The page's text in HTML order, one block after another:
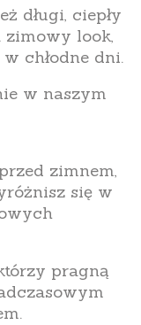
długi, ciepły
zimowy look,
chłodne dni.
w naszym
zimnem,
się w
pragną